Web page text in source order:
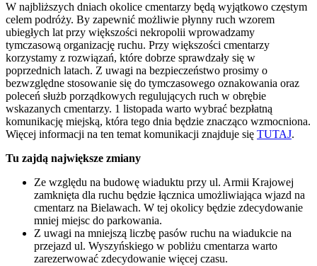
W najbliższych dniach okolice cmentarzy będą wyjątkowo częstym
celem podróży. By zapewnić możliwie płynny ruch wzorem
ubiegłych lat przy większości nekropolii wprowadzamy
tymczasową organizację ruchu. Przy większości cmentarzy
korzystamy z rozwiązań, które dobrze sprawdzały się w
poprzednich latach. Z uwagi na bezpieczeństwo prosimy o
bezwzględne stosowanie się do tymczasowego oznakowania oraz
poleceń służb porządkowych regulujących ruch w obrębie
wskazanych cmentarzy. 1 listopada warto wybrać bezpłatną
komunikację miejską, która tego dnia będzie znacząco wzmocniona.
Więcej informacji na ten temat komunikacji znajduje się TUTAJ.
Tu zajdą największe zmiany
Ze względu na budowę wiaduktu przy ul. Armii Krajowej
zamknięta dla ruchu będzie łącznica umożliwiająca wjazd na
cmentarz na Bielawach. W tej okolicy będzie zdecydowanie
mniej miejsc do parkowania.
Z uwagi na mniejszą liczbę pasów ruchu na wiadukcie na
przejazd ul. Wyszyńskiego w pobliżu cmentarza warto
zarezerwować zdecydowanie więcej czasu.